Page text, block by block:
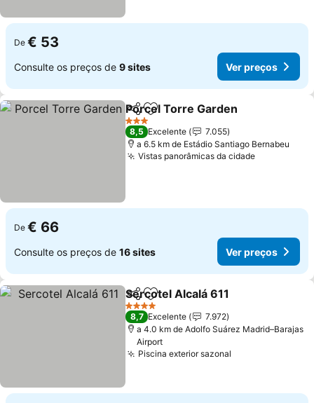
De € 53
Consulte os preços de 9 sites Ver preços
PartilharAdicionar aos favoritos
Porcel Torre Garden
3 Estrelas
8,5 Excelente
7.055
a 6.5 km de Estádio Santiago Bernabeu
Vistas panorâmicas da cidade
De € 66
Consulte os preços de 16 sites Ver preços
PartilharAdicionar aos favoritos
Sercotel Alcalá 611
4 Estrelas
8,7 Excelente
7.972
a 4.0 km de Adolfo Suárez Madrid–Barajas
Airport
Piscina exterior sazonal